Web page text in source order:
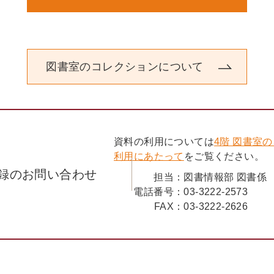
〈歴認研活動記録〉
〈編集後記〉
図書室のコレクションについて
のお問い合わせ
資料の利用については4階 図書室
利用にあたって をご覧ください。
担当： 図書情報部 図書係
電話番号：03-3222-2573
FAX：03-3222-2626